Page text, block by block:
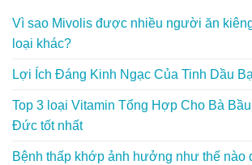
Vì sao Mivolis được nhiều người ăn
loại khác?
Lợi Ích Đáng Kinh Ngạc Của Tinh Dầu
Top 3 loại Vitamin Tổng Hợp Cho Bà
Đức tốt nhất
Bệnh thấp khớp ảnh hưởng như thế nào